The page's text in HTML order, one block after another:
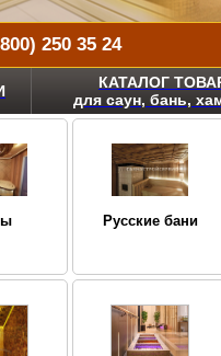
250 35 24
КАТАЛОГ
для саун, бань,
Русские бани